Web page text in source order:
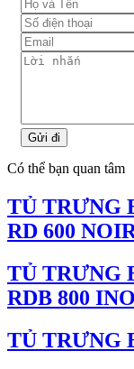
Gửi đi
Có thể bạn quan tâm
TỦ TRƯNG
RD 600
TỦ TRƯNG
RDB 800
TỦ TRƯNG